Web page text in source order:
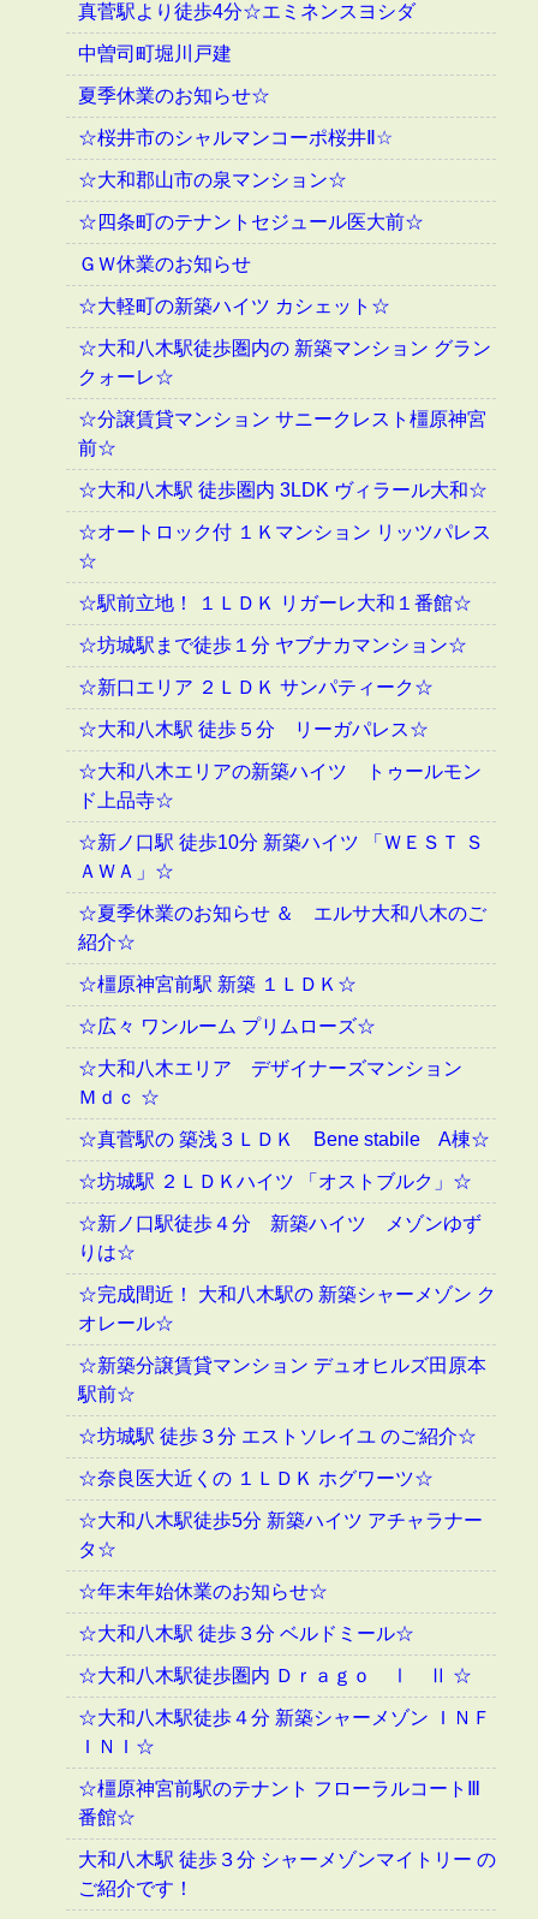
真菅駅より徒歩4分☆エミネンスヨシダ
中曽司町堀川戸建
夏季休業のお知らせ☆
☆桜井市のシャルマンコーポ桜井Ⅱ☆
☆大和郡山市の泉マンション☆
☆四条町のテナントセジュール医大前☆
ＧＷ休業のお知らせ
☆大軽町の新築ハイツ カシェット☆
☆大和八木駅徒歩圏内の 新築マンション グラン
クォーレ☆
☆分譲賃貸マンション サニークレスト橿原神宮
前☆
☆大和八木駅 徒歩圏内 3LDK ヴィラール大和☆
☆オートロック付 １Ｋマンション リッツパレス
☆
☆駅前立地！ １ＬＤＫ リガーレ大和１番館☆
☆坊城駅まで徒歩１分 ヤブナカマンション☆
☆新口エリア ２ＬＤＫ サンパティーク☆
☆大和八木駅 徒歩５分 リーガパレス☆
☆大和八木エリアの新築ハイツ トゥールモン
ド上品寺☆
☆新ノ口駅 徒歩10分 新築ハイツ 「ＷＥＳＴ Ｓ
ＡＷＡ」☆
☆夏季休業のお知らせ ＆ エルサ大和八木のご
紹介☆
☆橿原神宮前駅 新築 １ＬＤＫ☆
☆広々 ワンルーム プリムローズ☆
☆大和八木エリア デザイナーズマンション
Ｍｄｃ ☆
☆真菅駅の 築浅３ＬＤＫ Bene stabile A棟☆
☆坊城駅 ２ＬＤＫハイツ 「オストブルク」☆
☆新ノ口駅徒歩４分 新築ハイツ メゾンゆず
りは☆
☆完成間近！ 大和八木駅の 新築シャーメゾン ク
オレール☆
☆新築分譲賃貸マンション デュオヒルズ田原本
駅前☆
☆坊城駅 徒歩３分 エストソレイユ のご紹介☆
☆奈良医大近くの １ＬＤＫ ホグワーツ☆
☆大和八木駅徒歩5分 新築ハイツ アチャラナー
タ☆
☆年末年始休業のお知らせ☆
☆大和八木駅 徒歩３分 ベルドミール☆
☆大和八木駅徒歩圏内 Ｄｒａｇｏ Ⅰ Ⅱ ☆
☆大和八木駅徒歩４分 新築シャーメゾン ＩＮＦ
ＩＮＩ☆
☆橿原神宮前駅のテナント フローラルコートⅢ
番館☆
大和八木駅 徒歩３分 シャーメゾンマイトリー の
ご紹介です！